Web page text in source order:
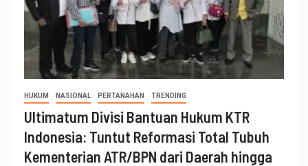
HUKUM NASIONAL PERTANAHAN TRENDING
Ultimatum Divisi Bantuan Hukum KTR
Indonesia: Tuntut Reformasi Total Tubuh
Kementerian ATR/BPN dari Daerah hingga